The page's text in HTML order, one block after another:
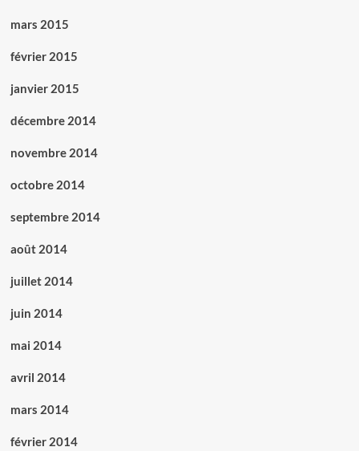
mars 2015
février 2015
janvier 2015
décembre 2014
novembre 2014
octobre 2014
septembre 2014
août 2014
juillet 2014
juin 2014
mai 2014
avril 2014
mars 2014
février 2014